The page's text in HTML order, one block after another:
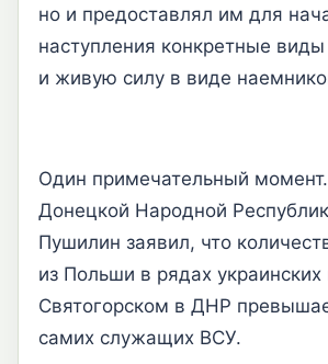
но и предоставлял им для
наступления конкретные
и живую силу в виде
Один примечательный
Донецкой Народной
Пушилин заявил, что
из Польши в рядах украинских
Святогорском в ДНР
самих служащих ВСУ.